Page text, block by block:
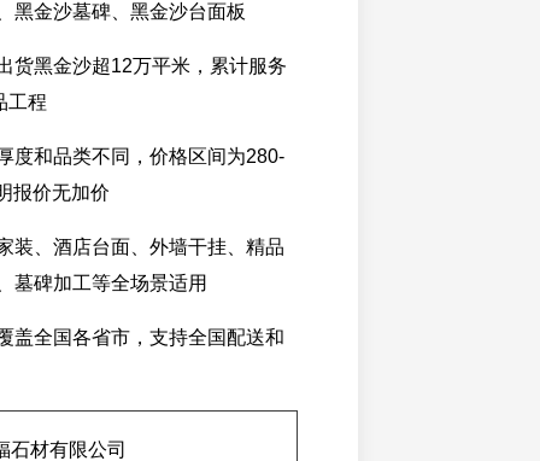
黑金沙墓碑、黑金沙台面板
货黑金沙超12万平米，累计服务
工程
度和品类不同，价格区间为280-
报价无加价
装、酒店台面、外墙干挂、精品
墓碑加工等全场景适用
盖全国各省市，支持全国配送和
石材有限公司